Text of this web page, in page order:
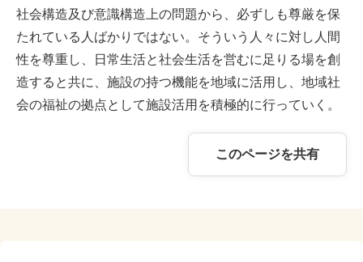
社会構造及び意識構造上の問題から、必ずしも尊厳を保
たれている人ばかりではない。そういう人々に対し人間
性を尊重し、日常生活と社会生活を営むに足りる場を創
造すると共に、施設の持つ機能を地域に活用し、地域社
会の福祉の拠点として施設活用を積極的に行っていく。
このページを共有